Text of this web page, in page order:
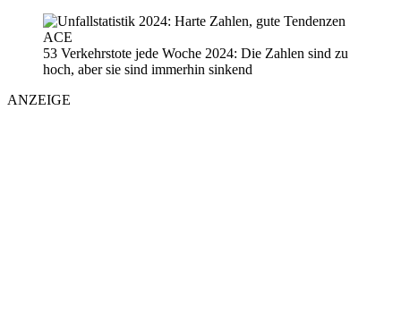
ACE
53 Verkehrstote jede Woche 2024: Die Zahlen sind zu
hoch, aber sie sind immerhin sinkend
ANZEIGE